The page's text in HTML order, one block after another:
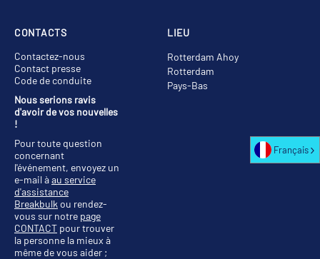
LIEU
Rotterdam Ahoy
Rotterdam
Pays-Bas
CONTACTS
Contactez-nous
Contact presse
Code de conduite
Nous serions ravis
d'avoir de vos nouvelles
!
Pour toute question
concernant
l'événement, envoyez un
e-mail àau service
d'assistance
Breakbulk ou rendez-
vous sur notre page
CONTACT pour trouver
la personne la mieux à
même de vous aider ;
Français